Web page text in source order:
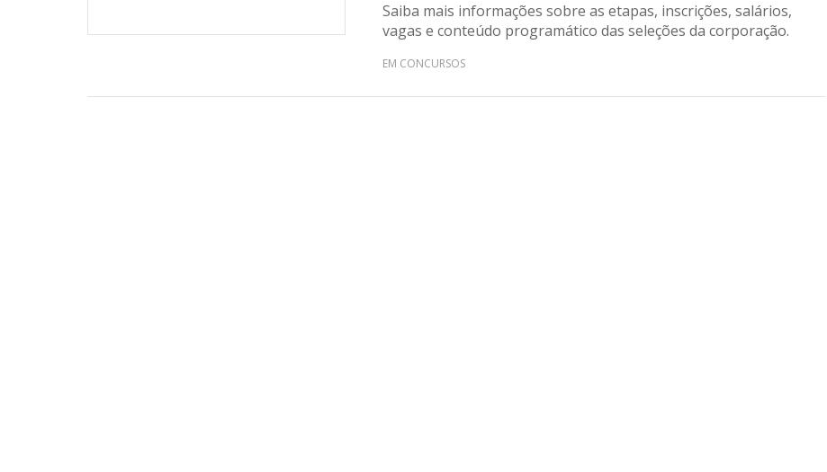
Saiba mais informações sobre as etapas, inscrições, salários,
vagas e conteúdo programático das seleções da corporação.
EM CONCURSOS